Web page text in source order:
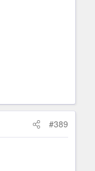
#389